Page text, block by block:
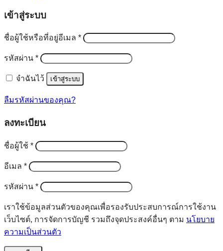
เข้าสู่ระบบ
ชื่อผู้ใช้หรือที่อยู่อีเมล *ต้องการ
รหัสผ่าน *ต้องการ
จำฉันไว้ เข้าสู่ระบบ
ลืมรหัสผ่านของคุณ?
ลงทะเบียน
ชื่อผู้ใช้ *ต้องการ
อีเมล *ต้องการ
รหัสผ่าน *ต้องการ
เราใช้ข้อมูลส่วนตัวของคุณเพื่อรองรับประสบการณ์การใช้งาน
เว็บไซต์, การจัดการบัญชี รวมถึงจุดประสงค์อื่นๆ ตาม นโยบาย
ความเป็นส่วนตัว